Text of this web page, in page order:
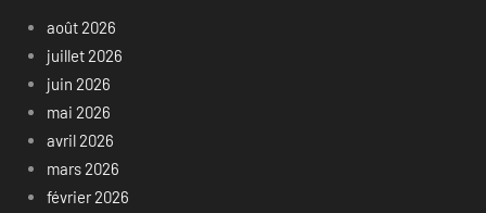
août 2026
juillet 2026
juin 2026
mai 2026
avril 2026
mars 2026
février 2026